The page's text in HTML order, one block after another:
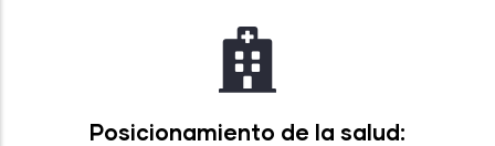
Posicionamiento de la salud: